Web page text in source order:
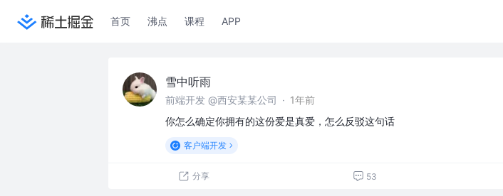
首页 沸点 课程 APP
雪中听雨
前端开发 @西安某某公司 · 1年前
你怎么确定你拥有的这份爱是真爱，怎么反驳这句话
客户端开发
分享 53